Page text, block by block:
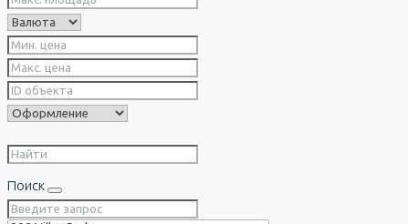
Поиск